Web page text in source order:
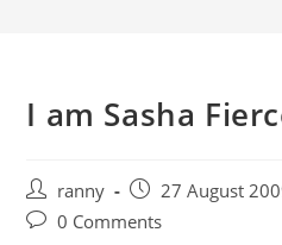
I am Sasha
Post
author:
ranny
Post
published:
27 August
Post0 Comments